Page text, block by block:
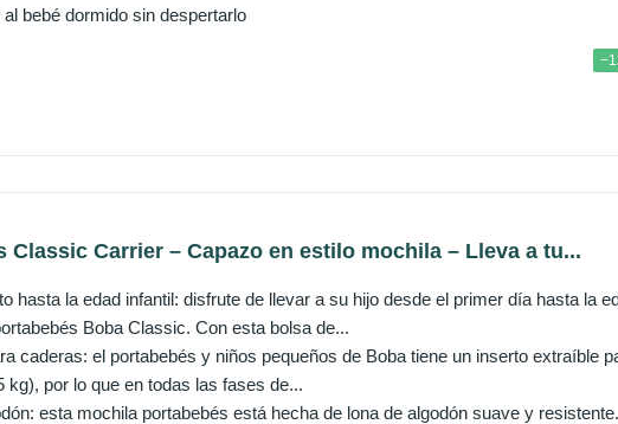
bebé dormido sin despertarlo
Classic Carrier – Capazo en estilo mochila – Lleva a tu...
hasta la edad infantil: disfrute de llevar a su hijo desde el primer día hasta la
Boba Classic. Con esta bolsa de...
caderas: el portabebés y niños pequeños de Boba tiene un inserto extraíble
kg), por lo que en todas las fases de...
esta mochila portabebés está hecha de lona de algodón suave y